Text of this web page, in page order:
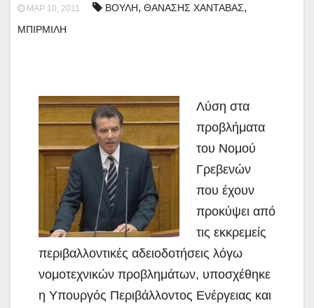
ΜΑΡ 10, 2011 ΒΟΥΛΗ, ΘΑΝΑΣΗΣ ΧΑΝΤΑΒΑΣ,
ΜΠΙΡΜΙΛΗ
Λύση στα
προβλήματα
του Νομού
Γρεβενών
που έχουν
προκύψει από
τις εκκρεμείς
περιβαλλοντικές αδειοδοτήσεις λόγω
νομοτεχνικών προβλημάτων, υποσχέθηκε
η Υπουργός Περιβάλλοντος Ενέργειας και